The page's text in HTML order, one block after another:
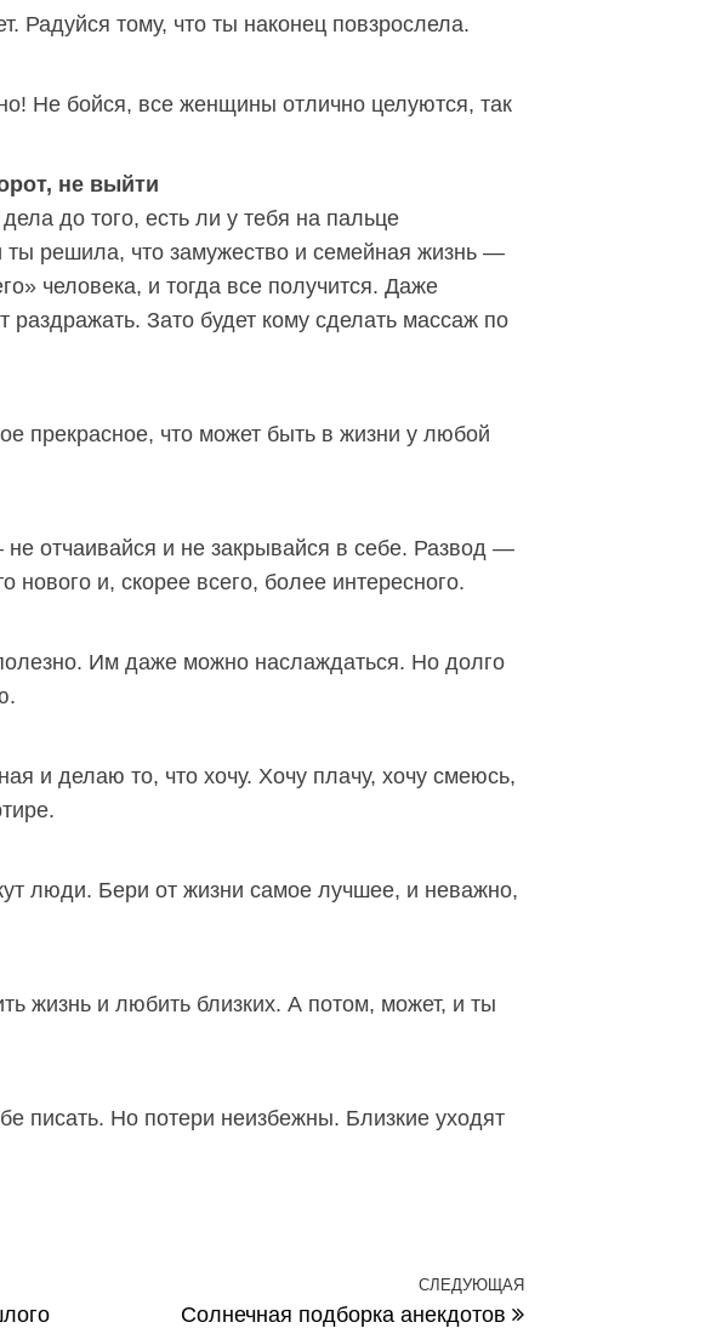
Радуйся тому, что ты наконец повзрослела.
Не бойся, все женщины отлично целуются, так
не выйти
до того, есть ли у тебя на пальце
ты решила, что замужество и семейная жизнь —
человека, и тогда все получится. Даже
раздражать. Зато будет кому сделать массаж по
прекрасное, что может быть в жизни у любой
отчаивайся и не закрывайся в себе. Развод —
нового и, скорее всего, более интересного.
Им даже можно наслаждаться. Но долго
и делаю то, что хочу. Хочу плачу, хочу смеюсь,
люди. Бери от жизни самое лучшее, и неважно,
жизнь и любить близких. А потом, может, и ты
писать. Но потери неизбежны. Близкие уходят
Следующая запись
СЛЕДУЮЩАЯ
Солнечная подборка анекдотов